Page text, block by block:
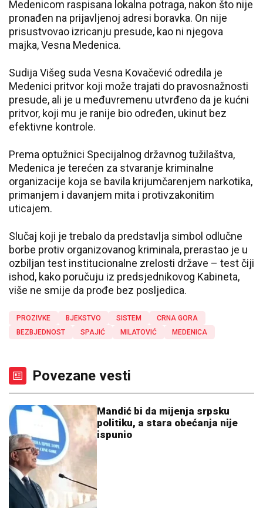
Medenicom raspisana lokalna potraga, nakon što nije
pronađen na prijavljenoj adresi boravka. On nije
prisustvovao izricanju presude, kao ni njegova
majka, Vesna Medenica.
Sudija Višeg suda Vesna Kovačević odredila je
Medenici pritvor koji može trajati do pravosnažnosti
presude, ali je u međuvremenu utvrđeno da je kućni
pritvor, koji mu je ranije bio određen, ukinut bez
efektivne kontrole.
Prema optužnici Specijalnog državnog tužilaštva,
Medenica je terećen za stvaranje kriminalne
organizacije koja se bavila krijumčarenjem narkotika,
primanjem i davanjem mita i protivzakonitim
uticajem.
Slučaj koji je trebalo da predstavlja simbol odlučne
borbe protiv organizovanog kriminala, prerastao je u
ozbiljan test institucionalne zrelosti države – test čiji
ishod, kako poručuju iz predsjednikovog Kabineta,
više ne smije da prođe bez posljedica.
PROZIVKE BJEKSTVO SISTEM
CRNA GORA
BEZBJEDNOST
SPAJIĆ MILATOVIĆ MEDENICA
Povezane vesti
Mandić bi da mijenja srpsku
politiku, a stara obećanja nije
ispunio